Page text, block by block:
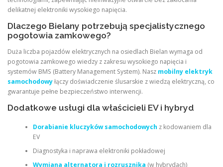
delikatnej elektroniki wysokiego napięcia.
Dlaczego Bielany potrzebują specjalistycznego
pogotowia zamkowego?
Duża liczba pojazdów elektrycznych na osiedlach Bielan wymaga od
pogotowia zamkowego wiedzy z zakresu wysokiego napięcia i
systemów BMS (Battery Management System). Nasz mobilny elektryk
samochodowyłączy doświadczenie ślusarskie z wiedzą elektryczną, co
gwarantuje pełne bezpieczeństwo interwencji.
Dodatkowe usługi dla właścicieli EV i hybryd
Dorabianie kluczyków samochodowych z kodowaniem dla
EV
Diagnostyka i naprawa elektroniki pokładowej
Wymiana alternatora i rozrusznika (w hybrydach)